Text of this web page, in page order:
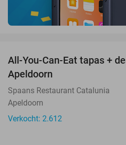
All-You-Can-Eat tapas +
Apeldoorn
Spaans Restaurant Catalunia
Apeldoorn
Verkocht: 2.612